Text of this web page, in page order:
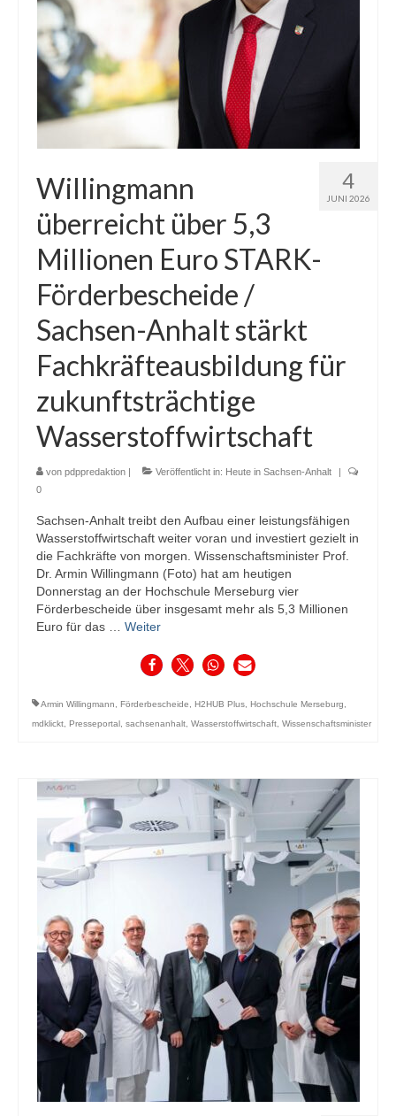
4
JUNI 2026
Willingmann
überreicht über 5,3
Millionen Euro STARK-
Förderbescheide /
Sachsen-Anhalt stärkt
Fachkräfteausbildung für
zukunftsträchtige
Wasserstoffwirtschaft
von pdppredaktion | Veröffentlicht in: Heute in Sachsen-Anhalt
|
0
Sachsen-Anhalt treibt den Aufbau einer leistungsfähigen
Wasserstoffwirtschaft weiter voran und investiert gezielt in
die Fachkräfte von morgen. Wissenschaftsminister Prof.
Dr. Armin Willingmann (Foto) hat am heutigen
Donnerstag an der Hochschule Merseburg vier
Förderbescheide über insgesamt mehr als 5,3 Millionen
Euro für das … Weiter
Armin Willingmann Förderbescheide H2HUB Plus Hochschule Merseburg
mdklickt Presseportal sachsenanhalt Wasserstoffwirtschaft Wissenschaftsminister